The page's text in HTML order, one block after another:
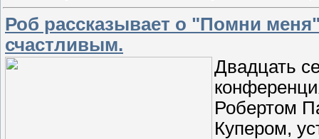
Роб рассказывает о "Помни
счастливым.
Двадцать
Робертом
Купером,